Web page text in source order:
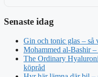
Senaste idag
Gin och tonic glas – så
Mohammed al-Bashir
The Ordinary
köpråd